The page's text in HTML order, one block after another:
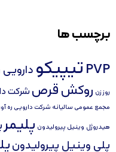
برچسب ها
PVP تیپیکو دارویی
روز زن روکش قرص شرکت
مجمع عمومی سالیانه شرکت دارویی ره
هیدروژل وینیل پیرولیدون پلیمر
پلی وینیل پیرولیدون